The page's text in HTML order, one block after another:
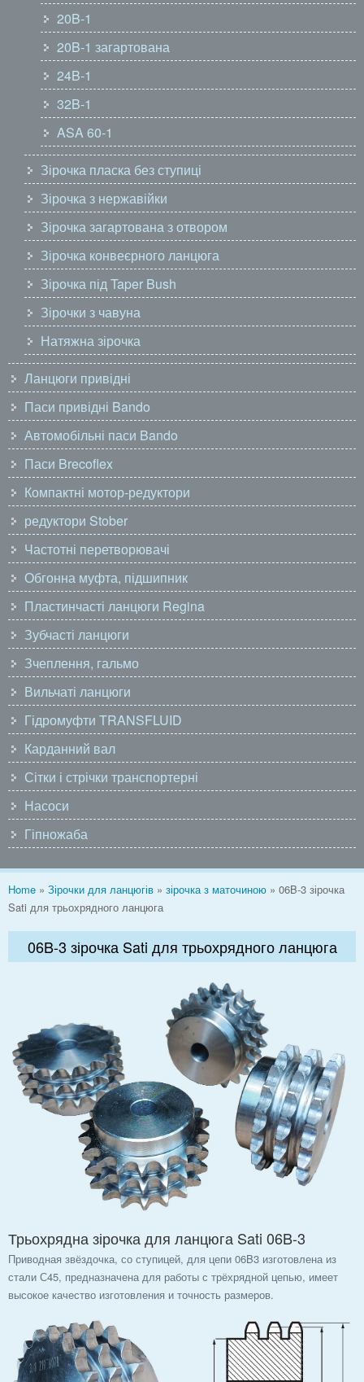
20B-1
20B-1 загартована
24B-1
32B-1
ASA 60-1
Зірочка пласка без ступиці
Зірочка з нержавійки
Зірочка загартована з отвором
Зірочка конвеєрного ланцюга
Зірочка під Taper Bush
Зірочки з чавуна
Натяжна зірочка
Ланцюги привідні
Паси привідні Bando
Автомобільні паси Bando
Паси Brecoflex
Компактні мотор-редуктори
редуктори Stober
Частотні перетворювачі
Обгонна муфта, підшипник
Пластинчасті ланцюги Regina
Зубчасті ланцюги
Зчеплення, гальмо
Вильчаті ланцюги
Гідромуфти TRANSFLUID
Карданний вал
Сітки і стрічки транспортерні
Насоси
Гіпножаба
You are here
Home » Зірочки для ланцюгів » зірочка з маточиною » 06B-3 зірочка
Sati для трьохрядного ланцюга
06B-3 зірочка Sati для трьохрядного ланцюга
Трьохрядна зірочка для ланцюга Sati 06B-3
Приводная звёздочка, со ступицей, для цепи 06B3 изготовлена из
стали С45, предназначена для работы с трёхрядной цепью, имеет
высокое качество изготовления и точность размеров.